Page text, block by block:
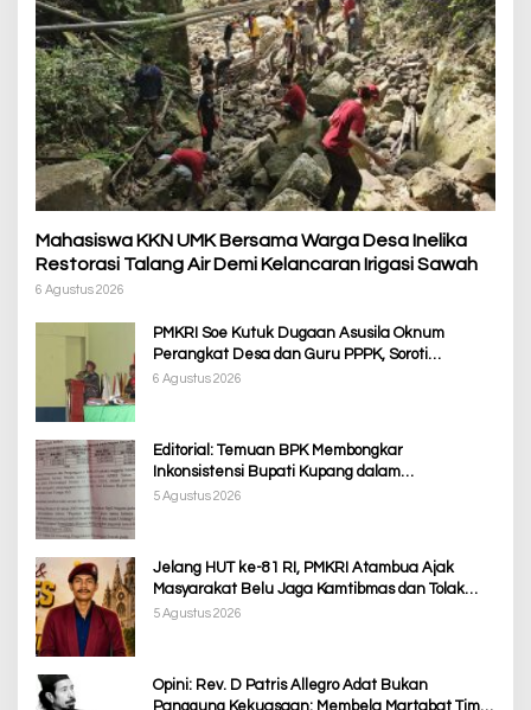
Mahasiswa KKN UMK Bersama Warga Desa Inelika
Restorasi Talang Air Demi Kelancaran Irigasi Sawah
6 Agustus 2026
PMKRI Soe Kutuk Dugaan Asusila Oknum
Perangkat Desa dan Guru PPPK, Soroti
Ketimpangan Penanganan Pemkab TTS
6 Agustus 2026
Editorial: Temuan BPK Membongkar
Inkonsistensi Bupati Kupang dalam
Menjalankan Regulasi
5 Agustus 2026
Jelang HUT ke-81 RI, PMKRI Atambua Ajak
Masyarakat Belu Jaga Kamtibmas dan Tolak
Provokasi
5 Agustus 2026
Opini: Rev. D Patris Allegro Adat Bukan
Panggung Kekuasaan: Membela Martabat Timor